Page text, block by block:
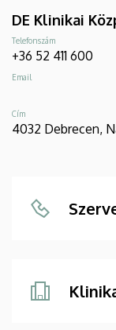
DE Klinikai
Telefonszám
+36 52 411 600
Email
Cím
4032 Debrecen,